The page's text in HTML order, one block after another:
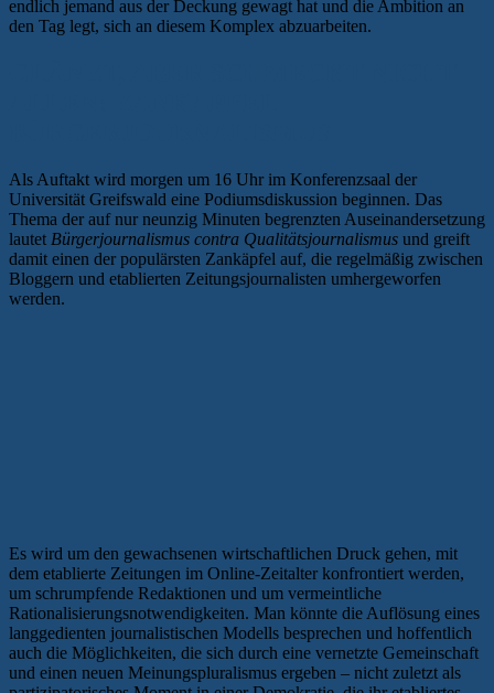
endlich jemand aus der Deckung gewagt hat und die Ambition an
den Tag legt, sich an diesem Komplex abzuarbeiten.
Als Auftakt wird morgen um 16 Uhr im Konferenzsaal der
Universität Greifswald eine Podiumsdiskussion beginnen. Das
Thema der auf nur neunzig Minuten begrenzten Auseinandersetzung
lautet Bürgerjournalismus contra Qualitätsjournalismus und greift
damit einen der populärsten Zankäpfel auf, die regelmäßig zwischen
Bloggern und etablierten Zeitungsjournalisten umhergeworfen
werden.
Es wird um den gewachsenen wirtschaftlichen Druck gehen, mit
dem etablierte Zeitungen im Online-Zeitalter konfrontiert werden,
um schrumpfende Redaktionen und um vermeintliche
Rationalisierungsnotwendigkeiten. Man könnte die Auflösung eines
langgedienten journalistischen Modells besprechen und hoffentlich
auch die Möglichkeiten, die sich durch eine vernetzte Gemeinschaft
und einen neuen Meinungspluralismus ergeben – nicht zuletzt als